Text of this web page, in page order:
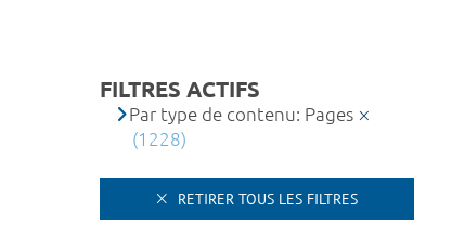
FILTRES ACTIFS
Par type de contenu: Pages
(1228)
RETIRER TOUS LES FILTRES